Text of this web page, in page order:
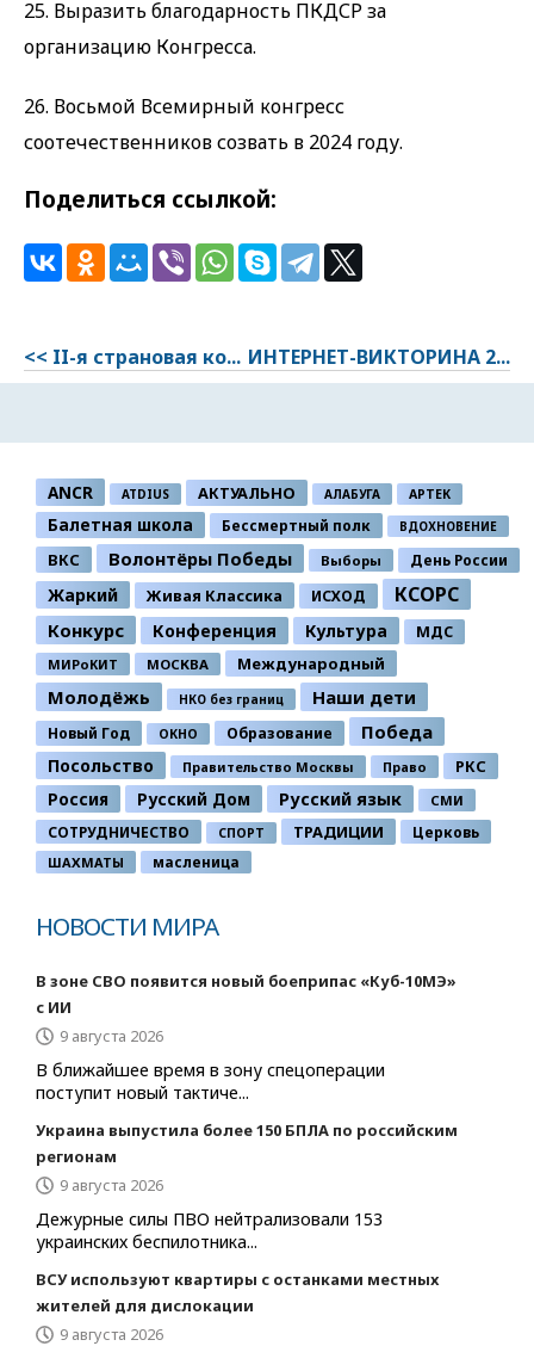
25. Выразить благодарность ПКДСР за
организацию Конгресса.
26. Восьмой Всемирный конгресс
соотечественников созвать в 2024 году.
Поделиться ссылкой:
<< II-я страновая ко... ИНТЕРНЕТ-ВИКТОРИНА 2...
ANCR ATDIUS АКТУАЛЬНО АЛАБУГА АРТЕК
Балетная школа Бессмертный полк ВДОХНОВЕНИЕ
ВКС Волонтёры Победы Выборы День России
Жаркий Живая Классика ИСХОД КСОРС
Конкурс Конференция Культура МДС
МИРоКИТ МОСКВА Международный
Молодёжь НКО без границ Наши дети
Новый Год ОКНО Образование Победа
Посольство Правительство Москвы Право РКС
Россия Русский Дом Русский язык СМИ
СОТРУДНИЧЕСТВО СПОРТ ТРАДИЦИИ Церковь
ШАХМАТЫ масленица
НОВОСТИ МИРА
В зоне СВО появится новый боеприпас «Куб-10МЭ»
с ИИ
9 августа 2026
В ближайшее время в зону спецоперации
поступит новый тактиче...
Украина выпустила более 150 БПЛА по российским
регионам
9 августа 2026
Дежурные силы ПВО нейтрализовали 153
украинских беспилотника...
ВСУ используют квартиры с останками местных
жителей для дислокации
9 августа 2026